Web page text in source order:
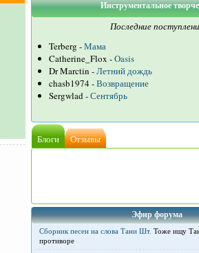
Инструментальное
Последние
Terberg -Мама
Catherine_Flox -Oasis
Dr Marctin -Летний дождь
chasb1974 -Возвращение
Sergwlad -Сентябрь
Блоги
Отзывы
Эфир форума
Сборник песен на слова Тани Шт. Тоже ищу
противоре